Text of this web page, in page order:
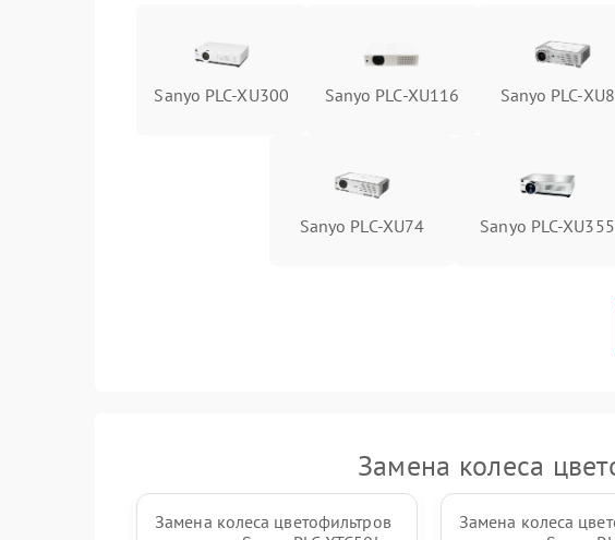
Sanyo PLC-XU300 Sanyo PLC-XU116 Sanyo PLC-
Sanyo PLC-XU74 Sanyo PLC-XU355
Замена колеса
Замена колеса цветофильтров
Замена колеса